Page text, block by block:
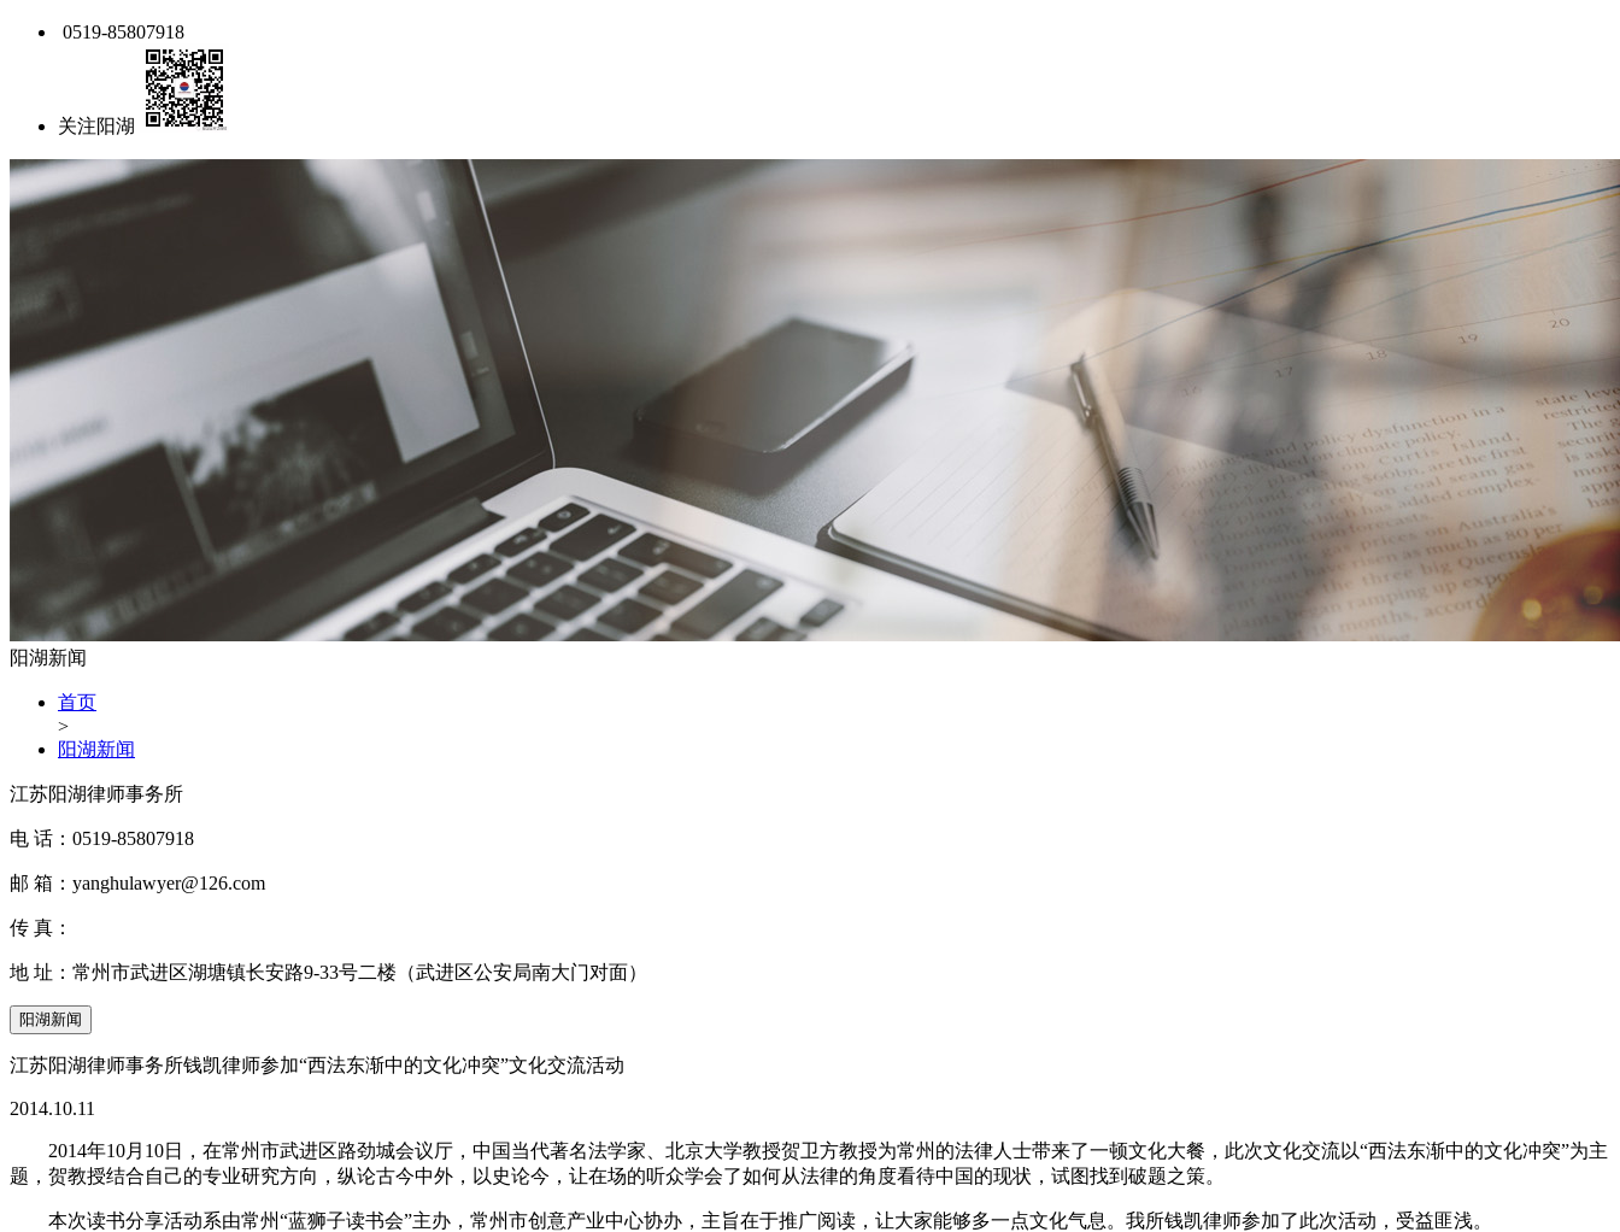
0519-85807918
关注阳湖
阳湖新闻
首页
>
阳湖新闻
江苏阳湖律师事务所
电 话： 0519-85807918
邮 箱： yanghulawyer@126.com
传 真：
地 址： 常州市武进区湖塘镇长安路9-33号二楼（武进区公安局南大门对面）
阳湖新闻
江苏阳湖律师事务所钱凯律师参加“西法东渐中的文化冲突”文化交流活动
2014.10.11
2014年10月10日，在常州市武进区路劲城会议厅，中国当代著名法学家、北京大学教授贺卫方教授为常州的法律人士带来了一顿文化大餐，此次文化交流以“西法东渐中的文化冲突”为主
题，贺教授结合自己的专业研究方向，纵论古今中外，以史论今，让在场的听众学会了如何从法律的角度看待中国的现状，试图找到破题之策。
本次读书分享活动系由常州“蓝狮子读书会”主办，常州市创意产业中心协办，主旨在于推广阅读，让大家能够多一点文化气息。我所钱凯律师参加了此次活动，受益匪浅。